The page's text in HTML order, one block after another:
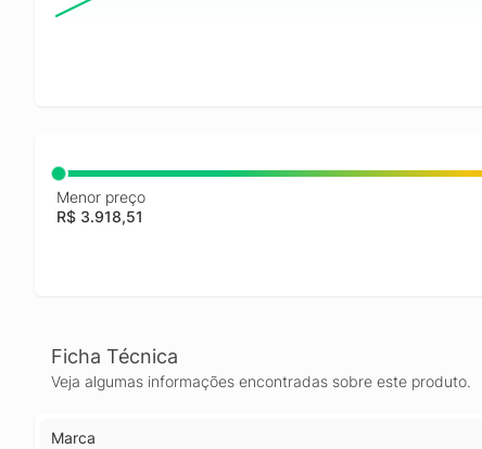
Menor preço
R$ 3.918,51
Ficha Técnica
Veja algumas informações encontradas sobre este produto.
Marca